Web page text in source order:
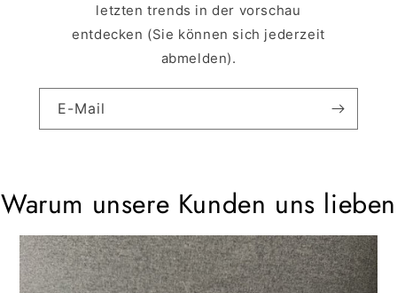
letzten trends in der vorschau
entdecken (Sie können sich jederzeit
abmelden).
E-Mail
Warum unsere Kunden uns lieben